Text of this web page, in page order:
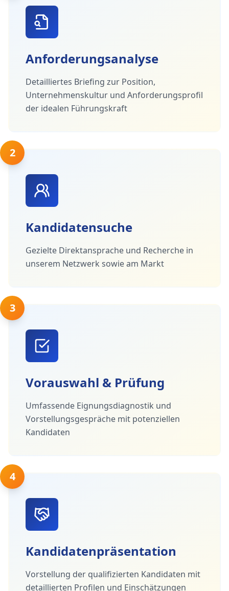
Anforderungsanalyse
Detailliertes Briefing zur Position,
Unternehmenskultur und Anforderungsprofil
der idealen Führungskraft
2
Kandidatensuche
Gezielte Direktansprache und Recherche in
unserem Netzwerk sowie am Markt
3
Vorauswahl & Prüfung
Umfassende Eignungsdiagnostik und
Vorstellungsgespräche mit potenziellen
Kandidaten
4
Kandidatenpräsentation
Vorstellung der qualifizierten Kandidaten mit
detaillierten Profilen und Einschätzungen